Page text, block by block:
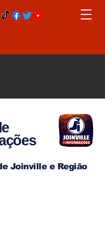
Joinville e Região